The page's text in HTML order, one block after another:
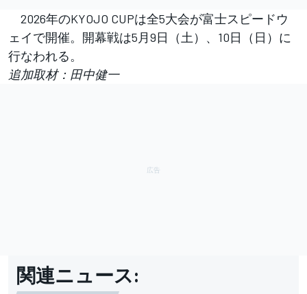
2026年のKYOJO CUPは全5大会が富士スピードウ
ェイで開催。開幕戦は5月9日（土）、10日（日）に
行なわれる。
追加取材：田中健一
関連ニュース: